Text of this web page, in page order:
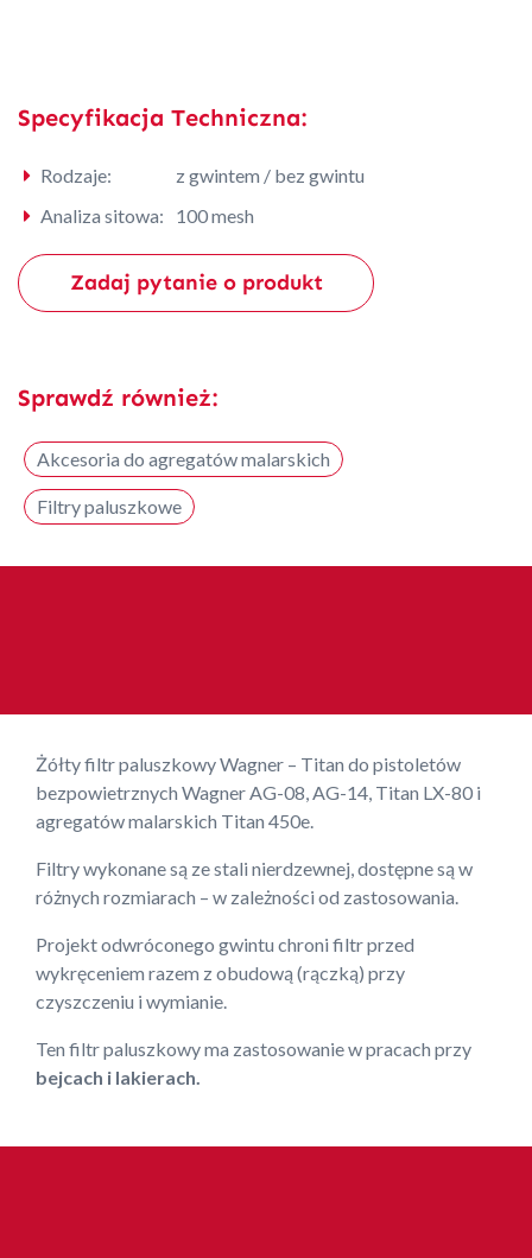
Specyfikacja Techniczna:
Rodzaje:
z gwintem / bez gwintu
Analiza sitowa:
100 mesh
Zadaj pytanie o produkt
Sprawdź również:
Akcesoria do agregatów malarskich
Filtry paluszkowe
Żółty filtr paluszkowy Wagner – Titan do pistoletów
bezpowietrznych Wagner AG-08, AG-14, Titan LX-80 i
agregatów malarskich Titan 450e.
Filtry wykonane są ze stali nierdzewnej, dostępne są w
różnych rozmiarach – w zależności od zastosowania.
Projekt odwróconego gwintu chroni filtr przed
wykręceniem razem z obudową (rączką) przy
czyszczeniu i wymianie.
Ten filtr paluszkowy ma zastosowanie w pracach przy
bejcach i lakierach.